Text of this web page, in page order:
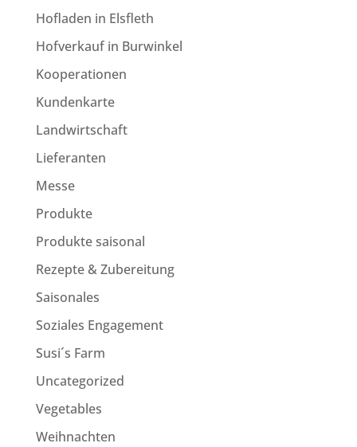
Hofladen in Elsfleth
Hofverkauf in Burwinkel
Kooperationen
Kundenkarte
Landwirtschaft
Lieferanten
Messe
Produkte
Produkte saisonal
Rezepte & Zubereitung
Saisonales
Soziales Engagement
Susi´s Farm
Uncategorized
Vegetables
Weihnachten